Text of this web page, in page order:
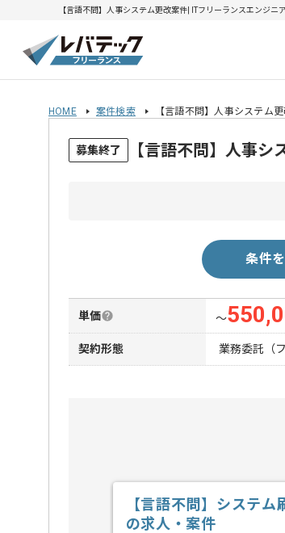
【言語不問】人事システム更改案件| ITフリーランスエンジ
HOME 案件検索 【言語不問】人事システム
募集終了 【言語不問】人事
条件
単価 〜
契約形態 業務委託（
【言語不問】システム
の求人・案件